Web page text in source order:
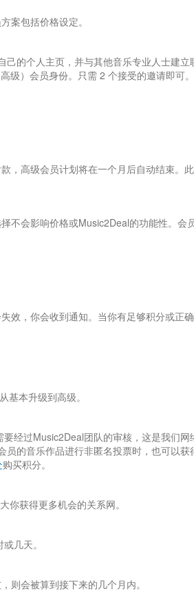
案包括价格设定。
的个人主页，并与其他音乐专业人士建立
级）会员身份。只需 2 个接受的邀请即可
，高级会员计划将在一个月后自动结束。
不会影响价格或Music2Deal的功能性。会
效，你会收到通知。当你有足够积分或正
本升级到高级。
经过Music2Deal团队的审核，这是我们网
的音乐作品进行非匿名投票时，也可以获
购买积分。
获得更多机会的关系网。
几天。
则会被算到接下来的几个月内。